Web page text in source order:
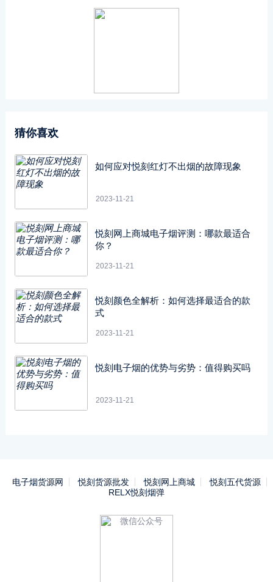
猜你喜欢
如何应对悦刻红灯不出烟的故障现象
2023-11-21
悦刻网上商城电子烟评测：哪款最适合
你？
2023-11-21
悦刻颜色全解析：如何选择最适合的款
式
2023-11-21
悦刻电子烟的优势与劣势：值得购买吗
2023-11-21
电子烟货源网 悦刻货源批发 悦刻网上商城
悦刻五代货源
RELX悦刻烟弹